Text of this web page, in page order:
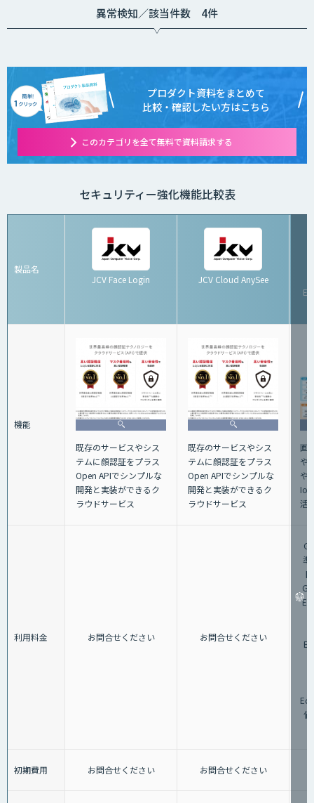
異常検知／該当件数 4件
プロダクト資料をまとめて
比較・確認したい方はこちら
このカテゴリを全て無料で資料請求する
セキュリティー強化機能比較表
製品名
JCV Face Login
JCV Cloud AnySee
機能
既存のサービスやシス
テムに顔認証をプラス
Open APIでシンプルな
開発と実装ができるク
ラウドサービス
既存のサービスやシス
テムに顔認証をプラス
Open APIでシンプルな
開発と実装ができるク
ラウドサービス
画
や
や
活
利用料金 お問合せください お問合せください
準
価
初期費用 お問合せください お問合せください